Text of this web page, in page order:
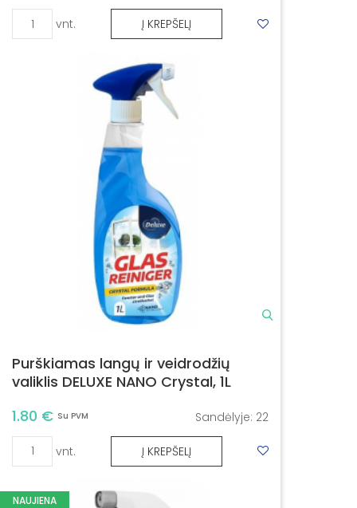
vnt. Į KREPŠELĮ
Purškiamas langų ir veidrodžių
valiklis DELUXE NANO Crystal, 1L
1.80 € Su PVM Sandėlyje: 22
vnt. Į KREPŠELĮ
NAUJIENA